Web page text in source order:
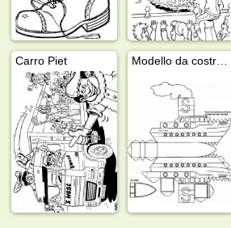
Carro Piet